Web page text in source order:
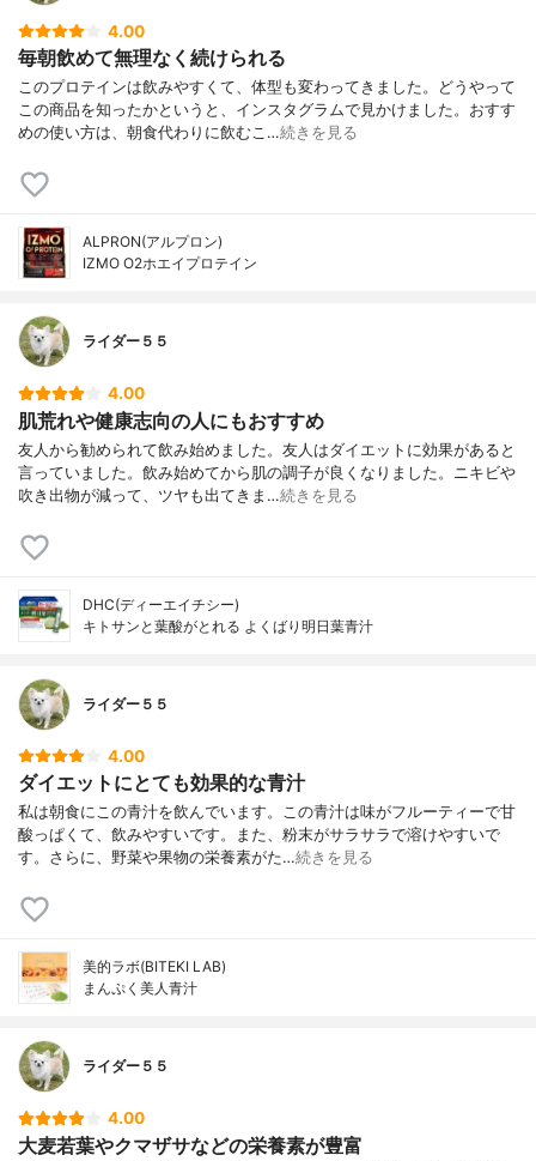
4.00
毎朝飲めて無理なく続けられる
このプロテインは飲みやすくて、体型も変わってきました。どうやって
この商品を知ったかというと、インスタグラムで見かけました。おすす
めの使い方は、朝食代わりに飲むこ…続きを見る
ALPRON(アルプロン)
IZMO O2ホエイプロテイン
ライダー５５
4.00
肌荒れや健康志向の人にもおすすめ
友人から勧められて飲み始めました。友人はダイエットに効果があると
言っていました。飲み始めてから肌の調子が良くなりました。ニキビや
吹き出物が減って、ツヤも出てきま…続きを見る
DHC(ディーエイチシー)
キトサンと葉酸がとれる よくばり明日葉青汁
ライダー５５
4.00
ダイエットにとても効果的な青汁
私は朝食にこの青汁を飲んでいます。この青汁は味がフルーティーで甘
酸っぱくて、飲みやすいです。また、粉末がサラサラで溶けやすいで
す。さらに、野菜や果物の栄養素がた…続きを見る
美的ラボ(BITEKI LAB)
まんぷく美人青汁
ライダー５５
4.00
大麦若葉やクマザサなどの栄養素が豊富